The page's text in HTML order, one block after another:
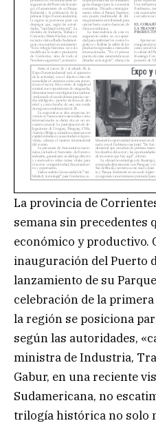
La provincia de
semana sin
económico y productivo.
inauguración del Puerto
lanzamiento de su
celebración de la
la región se posiciona
según las autoridades,
ministra de Industria,
Gabur, en una reciente
Sudamericana, no
trilogía histórica no solo